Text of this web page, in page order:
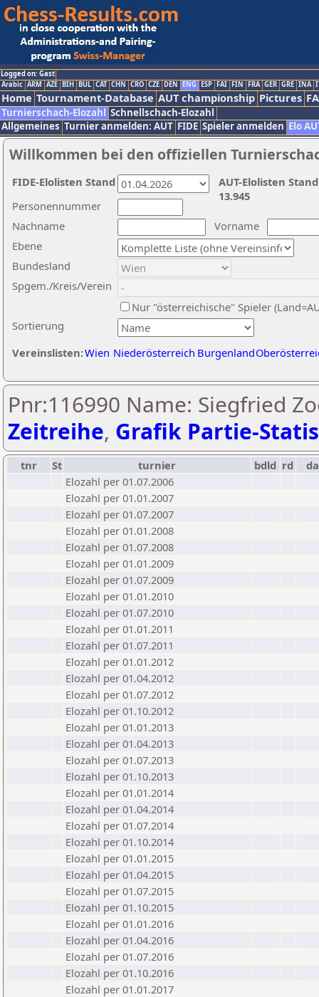
Logged on: Gast
Arabic ARM AZE BIH BUL CAT CHN CRO CZE DEN ENG ESP FAI FIN FRA GER GRE INA
Home Tournament-Database AUT championship Pictures
Turnierschach-Elozahl Schnellschach-Elozahl
Allgemeines Turnier anmelden: AUT FIDE Spieler anmelden Elo
Willkommen bei den offiziellen
Nachname
Vorname
Ebene
Sortierung
Personennummer
Bundesland
Spgem./Kreis/Verein
Nur "österreichische" Spieler
Vereinslisten:Wien Niederösterreich Burgenland
AUT-Elolisten
13.945
FIDE-Elolisten Stand
Pnr:116990 Name: Siegfried
Zeitreihe, Grafik Partie-
tnr St turnier bdld rd
Elozahl per 01.07.2006
Elozahl per 01.01.2007
Elozahl per 01.07.2007
Elozahl per 01.01.2008
Elozahl per 01.07.2008
Elozahl per 01.01.2009
Elozahl per 01.07.2009
Elozahl per 01.01.2010
Elozahl per 01.07.2010
Elozahl per 01.01.2011
Elozahl per 01.07.2011
Elozahl per 01.01.2012
Elozahl per 01.04.2012
Elozahl per 01.07.2012
Elozahl per 01.10.2012
Elozahl per 01.01.2013
Elozahl per 01.04.2013
Elozahl per 01.07.2013
Elozahl per 01.10.2013
Elozahl per 01.01.2014
Elozahl per 01.04.2014
Elozahl per 01.07.2014
Elozahl per 01.10.2014
Elozahl per 01.01.2015
Elozahl per 01.04.2015
Elozahl per 01.07.2015
Elozahl per 01.10.2015
Elozahl per 01.01.2016
Elozahl per 01.04.2016
Elozahl per 01.07.2016
Elozahl per 01.10.2016
Elozahl per 01.01.2017